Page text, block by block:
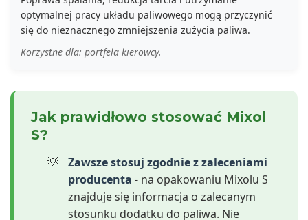
optymalnej pracy układu paliwowego mogą przyczynić
się do nieznacznego zmniejszenia zużycia paliwa.
Korzystne dla: portfela kierowcy.
Jak prawidłowo stosować Mixol
S?
Zawsze stosuj zgodnie z zaleceniami
producenta - na opakowaniu Mixolu S
znajduje się informacja o zalecanym
stosunku dodatku do paliwa. Nie